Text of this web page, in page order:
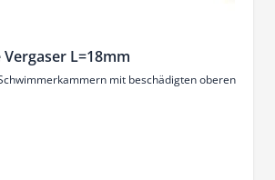
L=18mm
mit beschädigten oberen